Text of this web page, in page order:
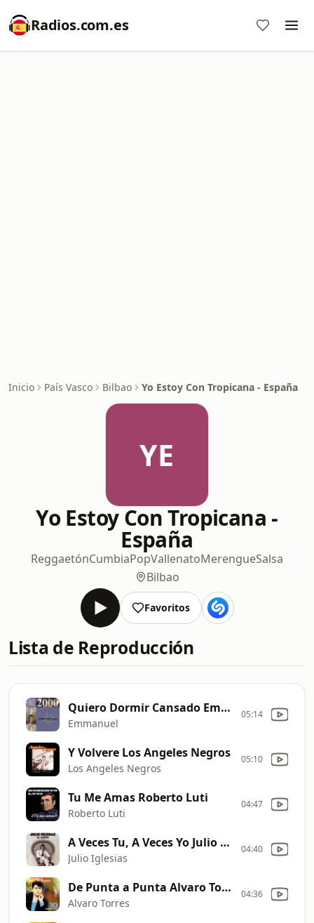
Radios.com.es
Inicio País Vasco Bilbao Yo Estoy Con Tropicana - España
YE
Yo Estoy Con Tropicana -
España
ReggaetónCumbiaPopVallenatoMerengueSalsa
Bilbao
Favoritos
Lista de Reproducción
Quiero Dormir Cansado Emmanuel
Emmanuel
05:14
Y Volvere Los Angeles Negros
Los Angeles Negros
05:10
Tu Me Amas Roberto Luti
Roberto Luti
04:47
A Veces Tu, A Veces Yo Julio Iglesias
Julio Iglesias
04:40
De Punta a Punta Alvaro Torres
Alvaro Torres
04:36